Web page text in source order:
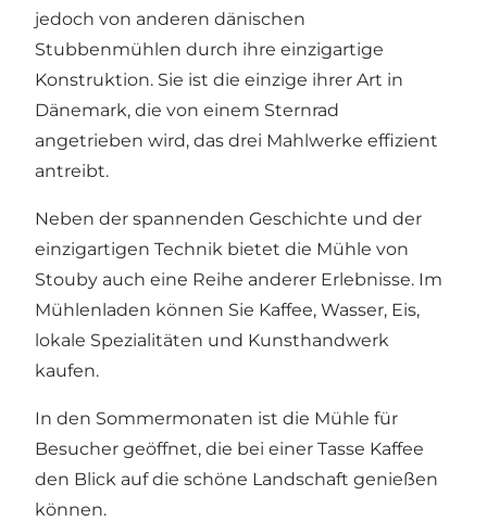
jedoch von anderen dänischen
Stubbenmühlen durch ihre einzigartige
Konstruktion. Sie ist die einzige ihrer Art in
Dänemark, die von einem Sternrad
angetrieben wird, das drei Mahlwerke effizient
antreibt.
Neben der spannenden Geschichte und der
einzigartigen Technik bietet die Mühle von
Stouby auch eine Reihe anderer Erlebnisse. Im
Mühlenladen können Sie Kaffee, Wasser, Eis,
lokale Spezialitäten und Kunsthandwerk
kaufen.
In den Sommermonaten ist die Mühle für
Besucher geöffnet, die bei einer Tasse Kaffee
den Blick auf die schöne Landschaft genießen
können.